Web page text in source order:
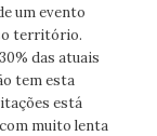
um evento
território.
das atuais
tem esta
está
muito lenta